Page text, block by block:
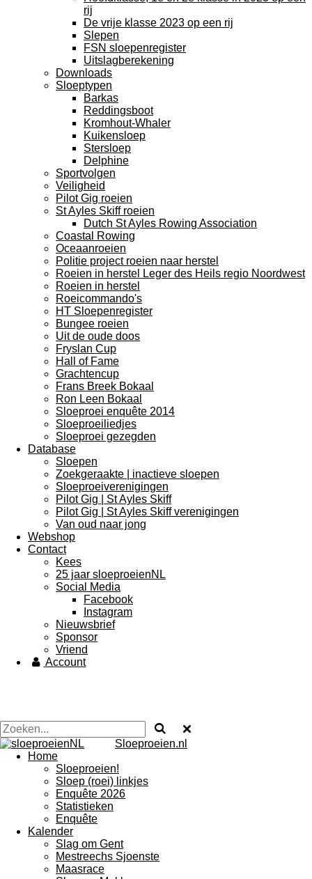
rij
De vrije klasse 2023 op een rij
Slepen
FSN sloepenregister
Uitslagberekening
Downloads
Sloeptypen
Barkas
Reddingsboot
Kromhout-Whaler
Kuikensloep
Stersloep
Delphine
Sportvolgen
Veiligheid
Pilot Gig roeien
St Ayles Skiff roeien
Dutch St Ayles Rowing Association
Coastal Rowing
Oceaanroeien
Politie project roeien naar herstel
Roeien in herstel Leger des Heils regio Noordwest
Roeien in herstel
Roeicommando's
HT Sloepenregister
Bungee roeien
Uit de oude doos
Fryslan Cup
Hall of Fame
Grachtencup
Frans Breek Bokaal
Ron Leen Bokaal
Sloeproei enquête 2014
Sloeproeiliedjes
Sloeproei gezegden
Database
Sloepen
Zoekgeraakte | inactieve sloepen
Sloeproeiverenigingen
Pilot Gig | St Ayles Skiff
Pilot Gig | St Ayles Skiff verenigingen
Van oud naar jong
Webshop
Contact
Kees
25 jaar sloeproeienNL
Social Media
Facebook
Instagram
Nieuwsbrief
Sponsor
Vriend
Account
Sloeproeien.nl
Home
Sloeproeien!
Sloep (roei) linkjes
Enquête 2026
Statistieken
Enquête
Kalender
Slag om Gent
Mestreechs Sjoenste
Maasrace